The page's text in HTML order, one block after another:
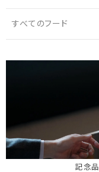
すべてのフード
記念